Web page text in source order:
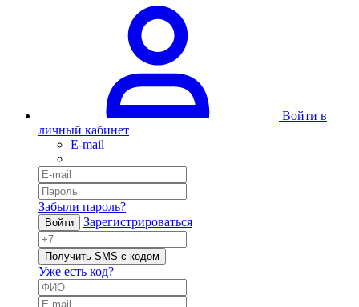
Войти в
личный кабинет
E-mail
Забыли пароль?
Войти Зарегистрироваться
Получить SMS с кодом
Уже есть код?